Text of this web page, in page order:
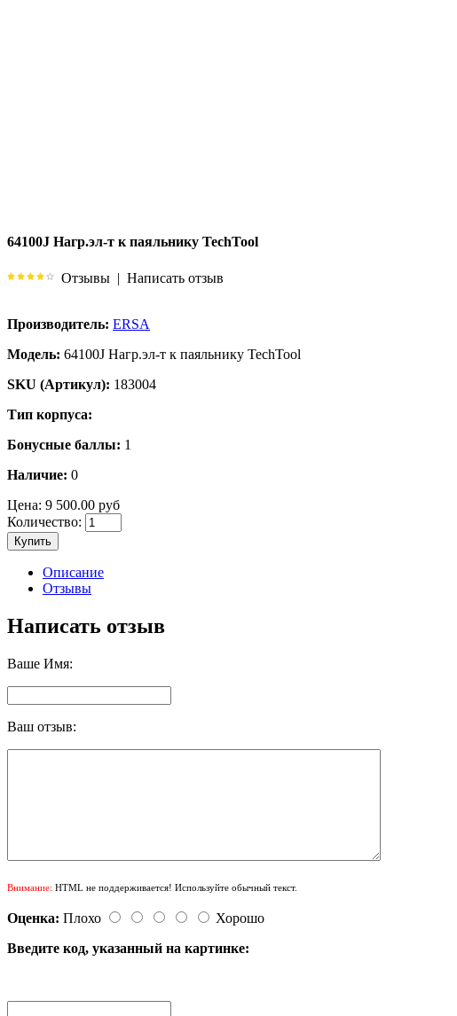
64100J Нагр.эл-т к паяльнику TechTool
Отзывы | Написать отзыв
Производитель: ERSA
Модель: 64100J Нагр.эл-т к паяльнику TechTool
SKU (Артикул): 183004
Тип корпуса:
Бонусные баллы: 1
Наличие: 0
Цена: 9 500.00 руб
Количество:
Купить
Описание
Отзывы
Написать отзыв
Ваше Имя:
Ваш отзыв:
Внимание: HTML не поддерживается! Используйте обычный текст.
Оценка: Плохо
Хорошо
Введите код, указанный на картинке: